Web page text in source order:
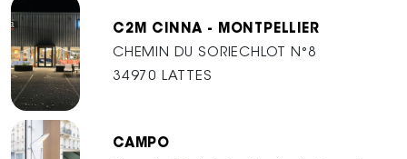
C2M CINNA - MONTPELLIER
CHEMIN DU SORIECHLOT N°8
34970 LATTES
CAMPO